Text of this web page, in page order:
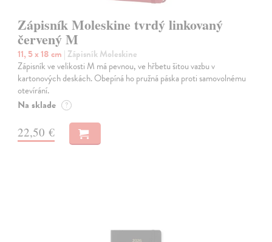
Zápisník Moleskine tvrdý linkovaný
červený M
11, 5 x 18 cm | Zápisník Moleskine
Zápisník ve velikosti M má pevnou, ve hřbetu šitou vazbu v
kartonových deskách. Obepíná ho pružná páska proti samovolnému
otevírání.
Na sklade ?
22,50 €